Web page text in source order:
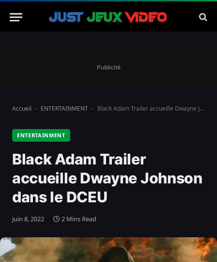
Publicité
Accueil - ENTERTAINMENT - Black Adam Trailer accueille Dwayne Johnson dans le DCEU
ENTERTAINMENT
Black Adam Trailer
accueille Dwayne Johnson
dans le DCEU
juin 8, 2022 2 Mins Read